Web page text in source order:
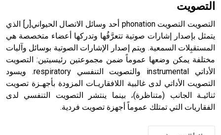
- هل تعلم أن أبجر Abgar اسم معروف جيداً يعود إلى عدد من
الملوك الذين حكموا مدينة إديسا (الرها) من أبجر الأول وحتى
التاسع، وهم ينتسبون إلى أسرة أوسروين
sign تكتب منفصلة غير متصلة، وتعتمد المبدأ الأكوروفوني،
التصويت
التصويت التصويت phonation أحد وسائل الاتصال الحيواني[ر] الذي
يتمثل بإصدار إشارات صوتية تتعرَّفُها وتدركها أعضاء متخصصة هي
المستقبِلات السمعية. ويتم إصدار الإشارات الصوتية بوسائل وآليات
مختلفة يمكن وضعها عموماً ضمن مجموعتين رئيسيتين: التصويت
الأداتي instrumental والتصويت التنفسي respiratory. ويسود
التصويت الأداتي لدى غالبية اللافقاريـات المزودة بأجهـزة تصويت
ثنائيـة الجانب (متناظرة)، بينما ينتشر التصويت التنفسي لدى
الفقاريات التي تمتلك عموماً أجهزة تصويت فردية.